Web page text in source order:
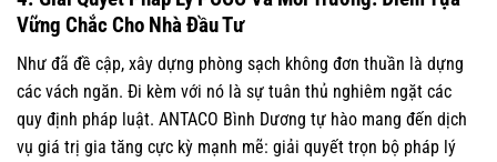
Vững Chắc Cho Nhà Đầu Tư
Như đã đề cập, xây dựng phòng sạch không đơn thuần là dựng
các vách ngăn. Đi kèm với nó là sự tuân thủ nghiêm ngặt các
quy định pháp luật. ANTACO Bình Dương tự hào mang đến dịch
vụ giá trị gia tăng cực kỳ mạnh mẽ: giải quyết trọn bộ pháp lý